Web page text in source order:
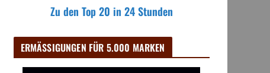
Zu den Top 20 in 24 Stunden
ERMÄSSIGUNGEN FÜR 5.000 MARKEN